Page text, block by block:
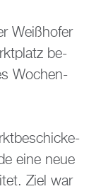
Wei­ßho­fer
be­
Wo­chen­
eine neue
Ziel war